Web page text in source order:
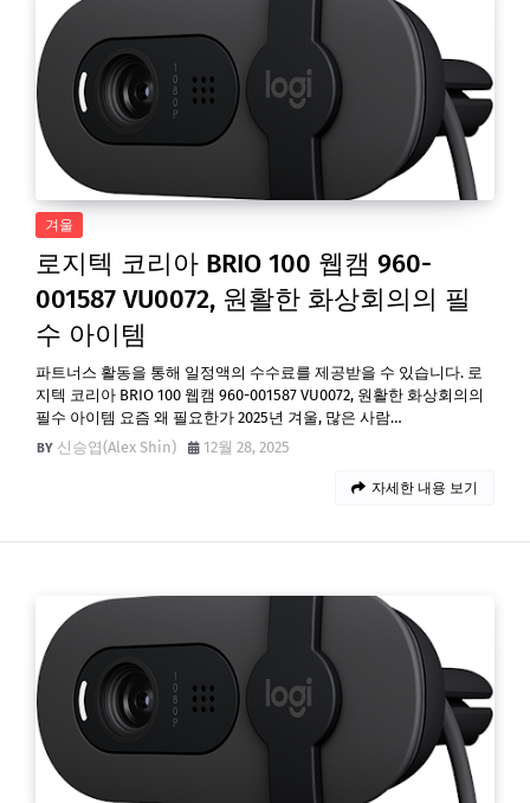
겨울
로지텍 코리아 BRIO 100 웹캠 960-
001587 VU0072, 원활한 화상회의의 필
수 아이템
파트너스 활동을 통해 일정액의 수수료를 제공받을 수 있습니다. 로
지텍 코리아 BRIO 100 웹캠 960-001587 VU0072, 원활한 화상회의의
필수 아이템 요즘 왜 필요한가 2025년 겨울, 많은 사람…
신승엽(Alex Shin)
12월 28, 2025
자세한 내용 보기